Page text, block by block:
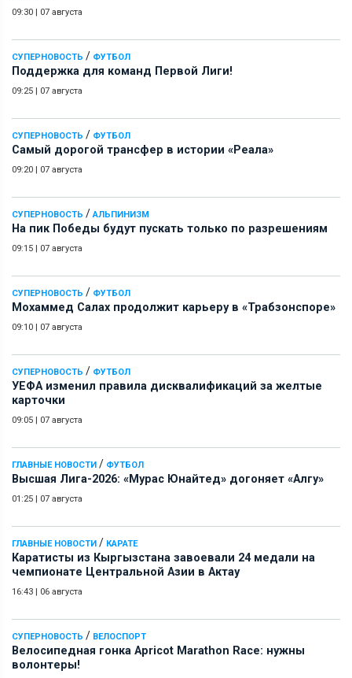
09:30 | 07 августа
СУПЕРНОВОСТЬ / ФУТБОЛ
Поддержка для команд Первой Лиги!
09:25 | 07 августа
СУПЕРНОВОСТЬ / ФУТБОЛ
Самый дорогой трансфер в истории «Реала»
09:20 | 07 августа
СУПЕРНОВОСТЬ / АЛЬПИНИЗМ
На пик Победы будут пускать только по разрешениям
09:15 | 07 августа
СУПЕРНОВОСТЬ / ФУТБОЛ
Мохаммед Салах продолжит карьеру в «Трабзонспоре»
09:10 | 07 августа
СУПЕРНОВОСТЬ / ФУТБОЛ
УЕФА изменил правила дисквалификаций за желтые
карточки
09:05 | 07 августа
ГЛАВНЫЕ НОВОСТИ / ФУТБОЛ
Высшая Лига-2026: «Мурас Юнайтед» догоняет «Алгу»
01:25 | 07 августа
ГЛАВНЫЕ НОВОСТИ / КАРАТЕ
Каратисты из Кыргызстана завоевали 24 медали на
чемпионате Центральной Азии в Актау
16:43 | 06 августа
СУПЕРНОВОСТЬ / ВЕЛОСПОРТ
Велосипедная гонка Apricot Marathon Race: нужны
волонтеры!